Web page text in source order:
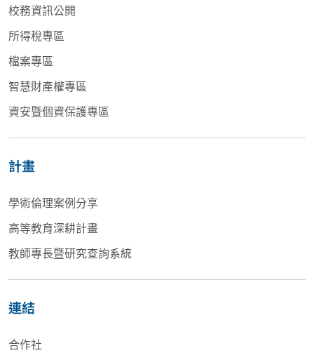
校務資訊公開
所得稅專區
檔案專區
智慧財產權專區
資安暨個資保護專區
計畫
學術倫理案例分享
高等教育深耕計畫
教師專長暨研究查詢系統
連結
合作社